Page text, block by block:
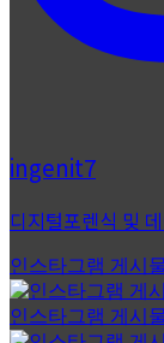
ingenit7
디지털포렌식 및
인스타그램 게시
인스타그램 게시